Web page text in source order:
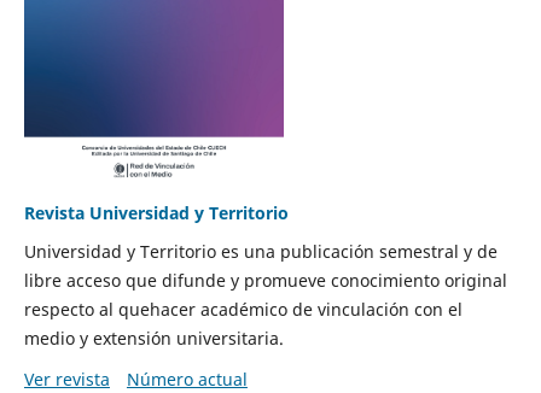
Revista Universidad y Territorio
Universidad y Territorio es una publicación semestral y de
libre acceso que difunde y promueve conocimiento original
respecto al quehacer académico de vinculación con el
medio y extensión universitaria.
Ver revista
Número actual